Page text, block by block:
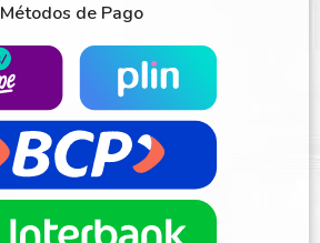
Métodos de Pago